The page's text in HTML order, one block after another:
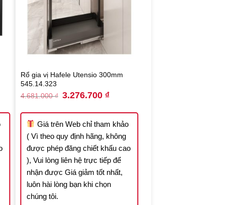
₫.
Rổ gia vị Hafele Utensio 300mm
545.14.323
4.681.000₫ Original
price
4.681.000 ₫.
3.276.700 ₫Current
3.276.700 ₫.
Giá trên Web chỉ tham khảo
( Vì theo quy định hãng, không
được phép đăng chiết khấu cao
), Vui lòng liên hệ trực tiếp để
nhận được Giá giảm tốt nhất,
luôn hài lòng bạn khi chọn
chúng tôi.